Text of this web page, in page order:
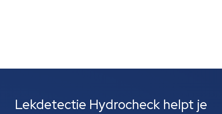
Lekdetectie Hydrocheck helpt je